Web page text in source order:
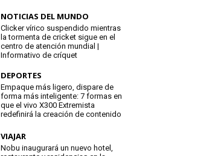
NOTICIAS DEL MUNDO
Clicker vírico suspendido mientras
la tormenta de cricket sigue en el
centro de atención mundial |
Informativo de críquet
DEPORTES
Empaque más ligero, dispare de
forma más inteligente: 7 formas en
que el vivo X300 Extremista
redefinirá la creación de contenido
VIAJAR
Nobu inaugurará un nuevo hotel,